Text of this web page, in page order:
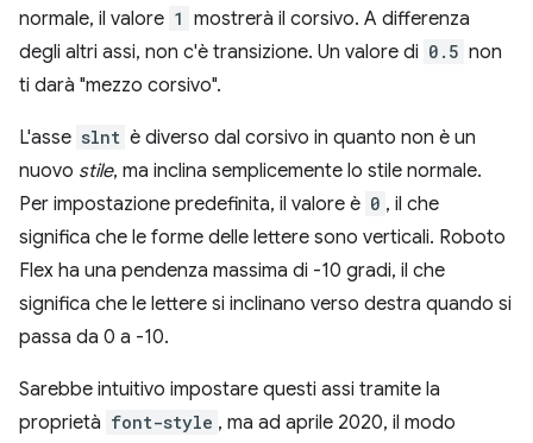
normale, il valore 1 mostrerà il corsivo. A differenza
degli altri assi, non c'è transizione. Un valore di 0.5 non
ti darà "mezzo corsivo".
L'asse slnt è diverso dal corsivo in quanto non è un
nuovo stile, ma inclina semplicemente lo stile normale.
Per impostazione predefinita, il valore è 0 , il che
significa che le forme delle lettere sono verticali. Roboto
Flex ha una pendenza massima di -10 gradi, il che
significa che le lettere si inclinano verso destra quando si
passa da 0 a -10.
Sarebbe intuitivo impostare questi assi tramite la
proprietà font-style , ma ad aprile 2020, il modo